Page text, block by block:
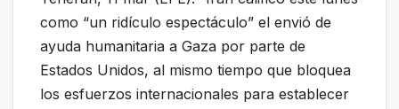
como “un ridículo espectáculo” el envió de
ayuda humanitaria a Gaza por parte de
Estados Unidos, al mismo tiempo que bloquea
los esfuerzos internacionales para establecer